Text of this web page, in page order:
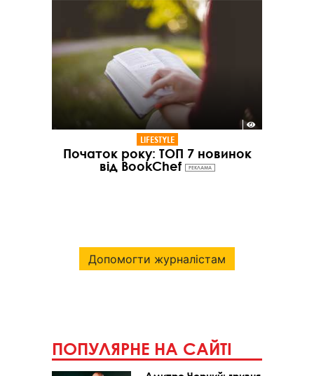
LIFESTYLE
Початок року: ТОП 7 новинок
від BookChef
РЕКЛАМА
Допомогти журналістам
ПОПУЛЯРНЕ НА САЙТІ